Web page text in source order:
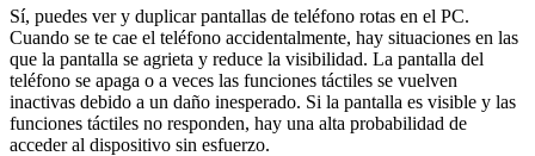
Sí, puedes ver y duplicar pantallas de teléfono rotas en el PC.
Cuando se te cae el teléfono accidentalmente, hay situaciones en las
que la pantalla se agrieta y reduce la visibilidad. La pantalla del
teléfono se apaga o a veces las funciones táctiles se vuelven
inactivas debido a un daño inesperado. Si la pantalla es visible y las
funciones táctiles no responden, hay una alta probabilidad de
acceder al dispositivo sin esfuerzo.